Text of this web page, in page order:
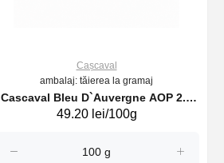
Cașcaval
ambalaj: tăierea la gramaj
Cascaval Bleu D`Auvergne AOP 2.5
kg (29356)
49.20 lei/100g